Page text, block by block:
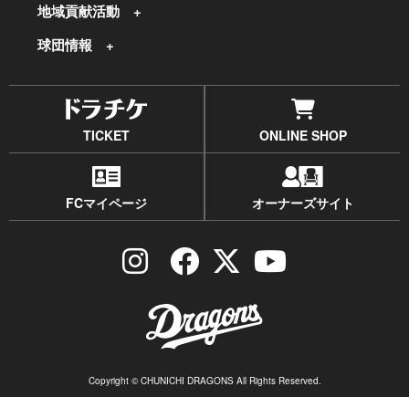
地域貢献活動
球団情報
TICKET ONLINE SHOP
FCマイページ オーナーズサイト
Copyright © CHUNICHI DRAGONS All Rights Reserved.